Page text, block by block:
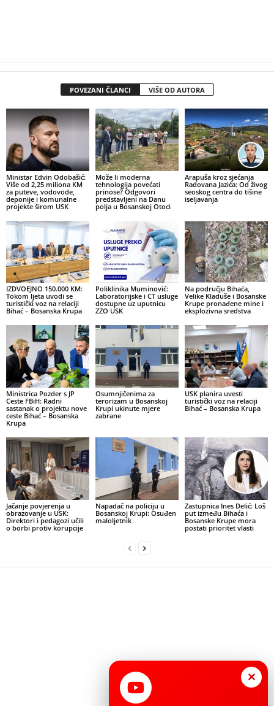
POVEZANI ČLANCI VIŠE OD AUTORA
Ministar Edvin Odobašić:
Više od 2,25 miliona KM
za puteve, vodovode,
deponije i komunalne
projekte širom USK
Može li moderna
tehnologija povećati
prinose? Odgovori
predstavljeni na Danu
polja u Bosanskoj Otoci
Arapuša kroz sjećanja
Radovana Jazića: Od živog
seoskog centra do tišine
iseljavanja
IZDVOEJNO 150.000 KM:
Tokom ljeta uvodi se
turistički voz na relaciji
Bihać – Bosanska Krupa
Poliklinika Muminović:
Laboratorijske i CT usluge
dostupne uz uputnicu
ZZO USK
Na području Bihaća,
Velike Kladuše i Bosanske
Krupe pronađene mine i
eksplozivna sredstva
Ministrica Pozder s JP
Ceste FBiH: Radni
sastanak o projektu nove
ceste Bihać – Bosanska
Krupa
Osumnjičenima za
terorizam u Bosanskoj
Krupi ukinute mjere
zabrane
USK planira uvesti
turistički voz na relaciji
Bihać – Bosanska Krupa
Jačanje povjerenja u
obrazovanje u USK:
Direktori i pedagozi učili
o borbi protiv korupcije
Napadač na policiju u
Bosanskoj Krupi: Osuđen
maloljetnik
Zastupnica Ines Delić: Loš
put između Bihaća i
Bosanske Krupe mora
postati prioritet vlasti
×